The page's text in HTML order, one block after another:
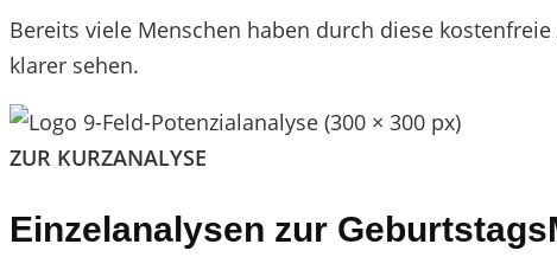
Bereits viele Menschen haben durch diese
klarer sehen.
ZUR KURZANALYSE
Einzelanalysen zur